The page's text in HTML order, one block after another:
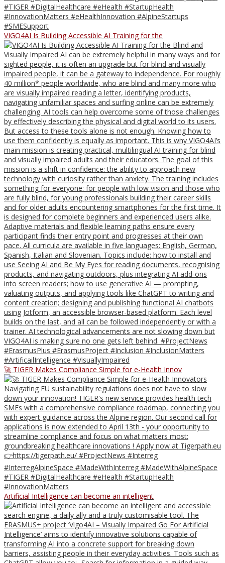
VIGO4AI Is Building Accessible AI Training for the
🚀 TIGER Makes Compliance Simple for e-Health Innov
Artificial Intelligence can become an intelligent